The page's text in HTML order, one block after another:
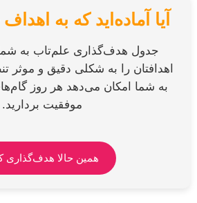
آیا آماده‌اید که به
جدول هدف‌گذاری علم‌تاب به
اهدافتان را به شکلی دقیق و موثر
به شما امکان می‌دهد هر روز
موفقیت بردارید.
همین حالا هدف‌گذاری